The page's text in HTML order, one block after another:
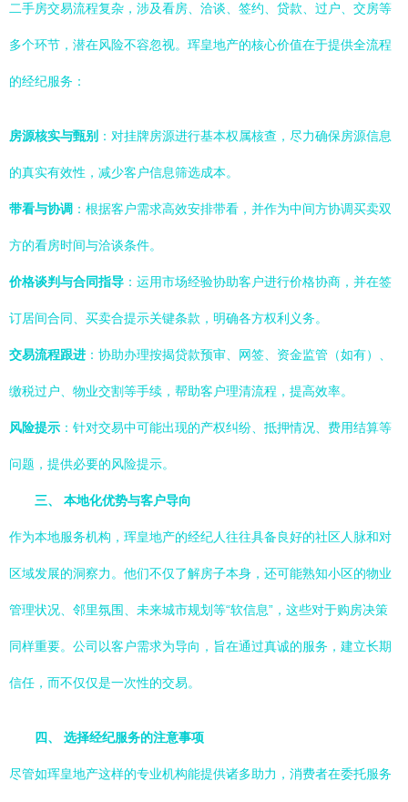
二手房交易流程复杂，涉及看房、洽谈、签约、贷款、过户、交房等
多个环节，潜在风险不容忽视。珲皇地产的核心价值在于提供全流程
的经纪服务：
房源核实与甄别 ：对挂牌房源进行基本权属核查，尽力确保房源信息
的真实有效性，减少客户信息筛选成本。
带看与协调 ：根据客户需求高效安排带看，并作为中间方协调买卖双
方的看房时间与洽谈条件。
价格谈判与合同指导 ：运用市场经验协助客户进行价格协商，并在签
订居间合同、买卖合提示关键条款，明确各方权利义务。
交易流程跟进 ：协助办理按揭贷款预审、网签、资金监管（如有）、
缴税过户、物业交割等手续，帮助客户理清流程，提高效率。
风险提示 ：针对交易中可能出现的产权纠纷、抵押情况、费用结算等
问题，提供必要的风险提示。
三、 本地化优势与客户导向
作为本地服务机构，珲皇地产的经纪人往往具备良好的社区人脉和对
区域发展的洞察力。他们不仅了解房子本身，还可能熟知小区的物业
管理状况、邻里氛围、未来城市规划等“软信息”，这些对于购房决策
同样重要。公司以客户需求为导向，旨在通过真诚的服务，建立长期
信任，而不仅仅是一次性的交易。
四、 选择经纪服务的注意事项
尽管如珲皇地产这样的专业机构能提供诸多助力，消费者在委托服务